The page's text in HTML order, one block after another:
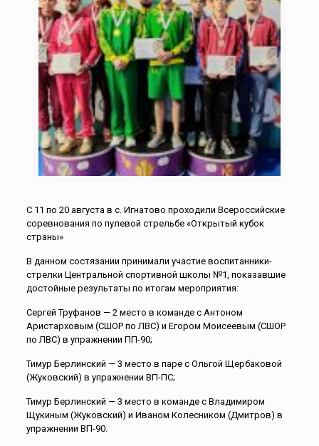
С 11 по 20 августа в с. Игнатово проходили Всероссийские
соревнования по пулевой стрельбе «Открытый кубок
страны»
В данном состязании принимали участие воспитанники-
стрелки Центральной спортивной школы №1, показавшие
достойные результаты по итогам мероприятия:
Сергей Труфанов — 2 место в команде с Антоном
Аристарховым (СШОР по ЛВС) и Егором Моисеевым (СШОР
по ЛВС) в упражнении ПП-90;
Тимур Берлинский — 3 место в паре с Ольгой Щербаковой
(Жуковский) в упражнении ВП-ПС;
Тимур Берлинский — 3 место в команде с Владимиром
Щукиным (Жуковский) и Иваном Колесником (Дмитров) в
упражнении ВП-90.